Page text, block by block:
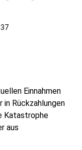
Einnahmen
Rückzahlungen
Katastrophe
aus